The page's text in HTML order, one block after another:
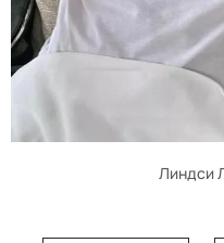
Линдси